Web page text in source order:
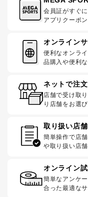
会員証がすぐ
アプリクーポ
オンライン
便利なオンラ
品購入や便利
ネットで注
店舗で受け取
り店舗をお選
取り扱い店
簡単操作で店
や取り扱い店
オンライン
簡単なアンケ
合った最適な